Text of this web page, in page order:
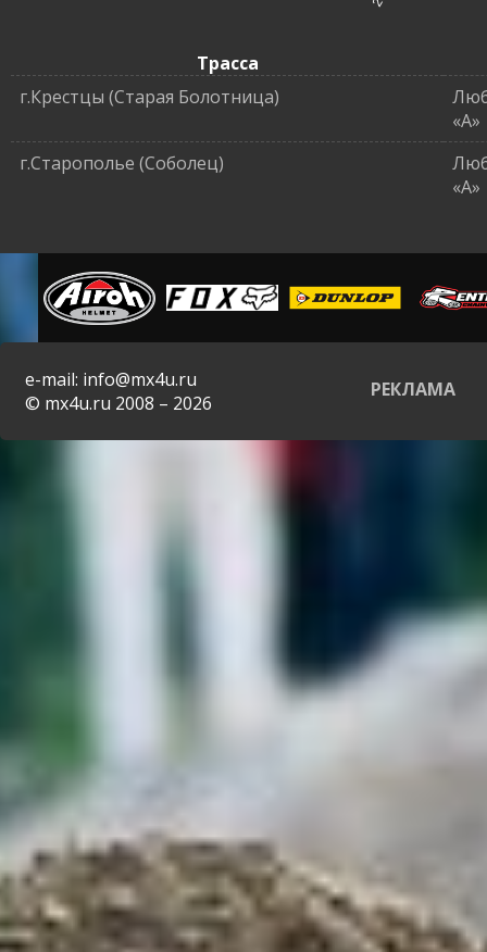
Трасса
г.Крестцы (Старая Болотница)
«A»
г.Старополье (Соболец)
«A»
e-mail: info@mx4u.ru
© mx4u.ru 2008 – 2026
РЕКЛАМА